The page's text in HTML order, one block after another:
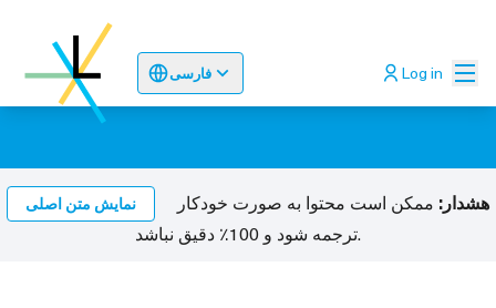
فارسی
Sprache wählen Choose languageOdaberite
Log in
نمایش متن اصلی هشدار: ممکن است محتوا به صورت خودکار
ترجمه شود و 100٪ دقیق نباشد.